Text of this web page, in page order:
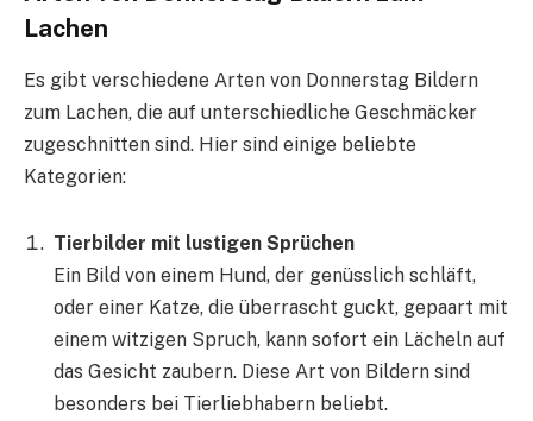
Lachen
Es gibt verschiedene Arten von Donnerstag Bildern
zum Lachen, die auf unterschiedliche Geschmäcker
zugeschnitten sind. Hier sind einige beliebte
Kategorien:
Tierbilder mit lustigen Sprüchen
Ein Bild von einem Hund, der genüsslich schläft,
oder einer Katze, die überrascht guckt, gepaart mit
einem witzigen Spruch, kann sofort ein Lächeln auf
das Gesicht zaubern. Diese Art von Bildern sind
besonders bei Tierliebhabern beliebt.